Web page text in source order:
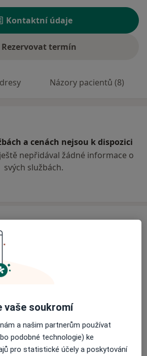
Kontaktní údaje
Rezervovat termín
Názory pacientů (8)
a cenách nejsou k dispozici
nepřidával žádné informace o
svých službách.
lékař
kalendář není aktivní
situaci udělat?
vaše soukromí
a našim partnerům používat
podobné technologie) ke
pro statistické účely a poskytování